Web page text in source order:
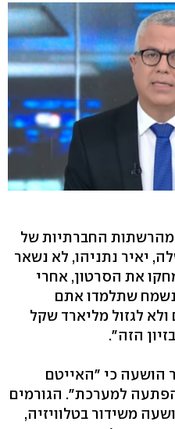
החברתיות של
יאיר נתניהו, לא נשאר
את הסרטון, אחרי
נשמח שתלמדו אתם
לגזול מליארד שקל
הזה".
הושעה כי "האייטם
למערכת". הגורמים
משידור בטלוויזיה,